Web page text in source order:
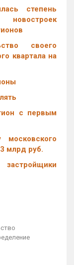
степень
своего
квартала на
с первым
млрд руб.